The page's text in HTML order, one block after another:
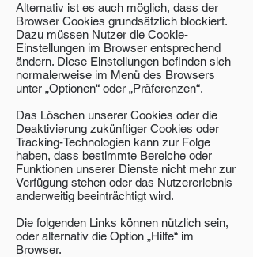
Alternativ ist es auch möglich, dass der
Browser Cookies grundsätzlich blockiert.
Dazu müssen Nutzer die Cookie-
Einstellungen im Browser entsprechend
ändern. Diese Einstellungen befinden sich
normalerweise im Menü des Browsers
unter „Optionen“ oder „Präferenzen“.
Das Löschen unserer Cookies oder die
Deaktivierung zukünftiger Cookies oder
Tracking-Technologien kann zur Folge
haben, dass bestimmte Bereiche oder
Funktionen unserer Dienste nicht mehr zur
Verfügung stehen oder das Nutzererlebnis
anderweitig beeinträchtigt wird.
Die folgenden Links können nützlich sein,
oder alternativ die Option „Hilfe“ im
Browser.